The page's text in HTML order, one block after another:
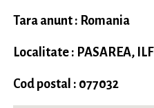
Tara anunt : Romania
Localitate : PASAREA,
Cod postal : 077032